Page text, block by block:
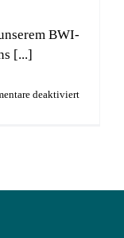
BWI-
[...]
deaktiviertfür